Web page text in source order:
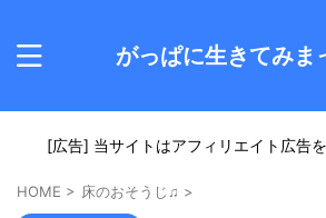
がっぱに生きてみま
[広告] 当サイトはアフィリエイト広告を
HOME > 床のおそうじ♫ >